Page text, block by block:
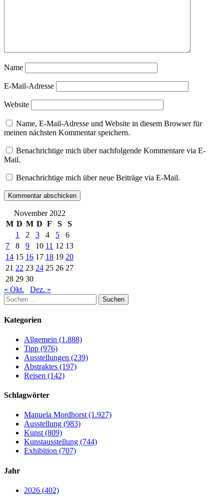
Name
E-Mail-Adresse
Website
Name, E-Mail-Adresse und Website in diesem Browser für
meinen nächsten Kommentar speichern.
Benachrichtige mich über nachfolgende Kommentare via E-
Mail.
Benachrichtige mich über neue Beiträge via E-Mail.
November 2022
M D M D F S
S
1
2 3 4 5
6
7
8 9 10 11 12 13
14 15 16 17 18 19 20
21 22 23 24 25 26 27
28 29 30
« Okt.
Dez. »
Suchen
nach:
Kategorien
Allgemein (1.888)
Tipp (976)
Ausstellungen (239)
Abstraktes (197)
Reisen (142)
Schlagwörter
Manuela Mordhorst (1.927)
Ausstellung (983)
Kunst (809)
Kunstausstellung (744)
Exhibition (707)
Jahr
2026 (402)